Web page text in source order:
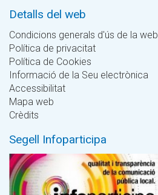
Detalls del web
Condicions generals d'ús de la web
Política de privacitat
Política de Cookies
Informació de la Seu electrònica
Accessibilitat
Mapa web
Crèdits
Segell Infoparticipa